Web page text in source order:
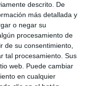
descrito. De
más detallada y
o negar su
procesamiento de
de su consentimiento,
tal procesamiento. Sus
web. Puede cambiar
en cualquier
de los asistentes.
de siniestros, ha sido
parte, el responsable
, que añade que
de estas jornadas
están asumiendo, y
gestión de las pólizas